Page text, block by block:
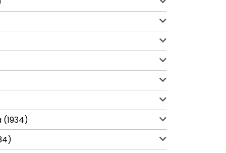
(1934)